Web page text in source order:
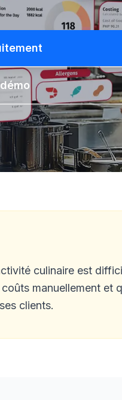
culinaire est
manuellement et
clients.